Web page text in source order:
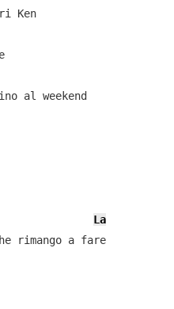
Ken
al weekend
La
rimango a fare